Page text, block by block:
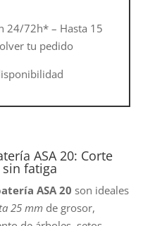
24/72h* – Hasta 15
tu pedido
ASA 20: Corte
fatiga
ASA 20 son ideales
25 mmde grosor,